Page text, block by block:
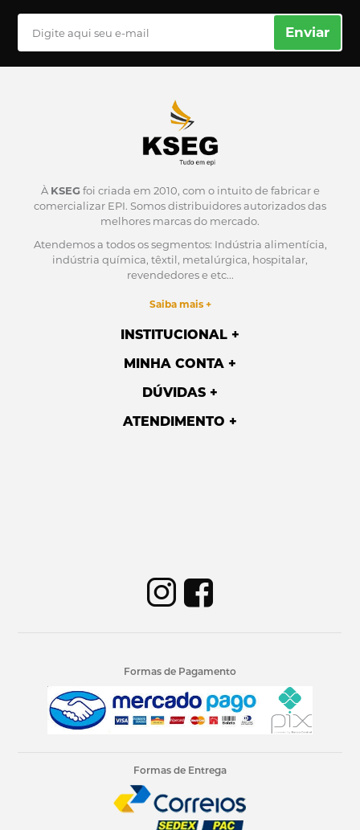
Enviar
À KSEG foi criada em 2010, com o intuito de fabricar e
comercializar EPI. Somos distribuidores autorizados das
melhores marcas do mercado.
Atendemos a todos os segmentos: Indústria alimentícia,
indústria química, têxtil, metalúrgica, hospitalar,
revendedores e etc...
Saiba mais +
INSTITUCIONAL
MINHA CONTA
DÚVIDAS
ATENDIMENTO
Formas de Pagamento
Formas de Entrega